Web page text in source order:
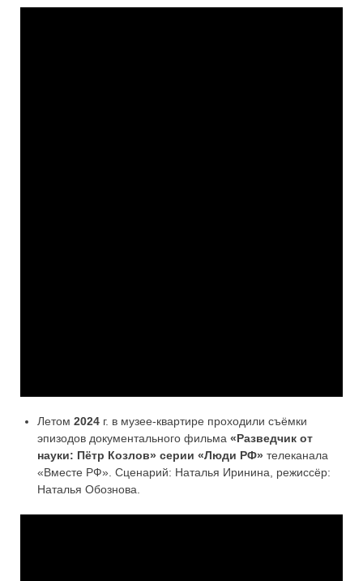
Летом 2024 г. в музее-квартире проходили съёмки
эпизодов документального фильма «Разведчик от
науки: Пётр Козлов» серии «Люди РФ» телеканала
«Вместе РФ». Сценарий: Наталья Иринина, режиссёр:
Наталья Обознова.